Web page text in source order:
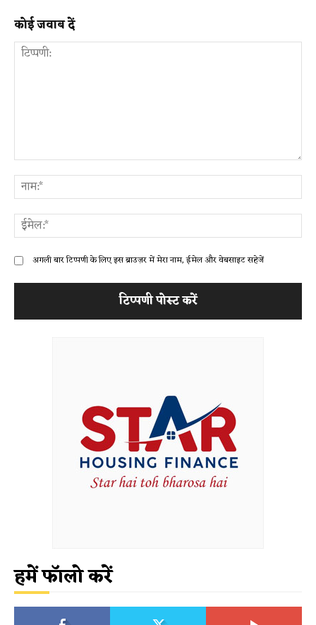
कोई जवाब दें
अगली बार टिप्पणी के लिए इस ब्राउज़र में मेरा नाम, ईमेल और वेबसाइट सहेजें
हमें फॉलो करें